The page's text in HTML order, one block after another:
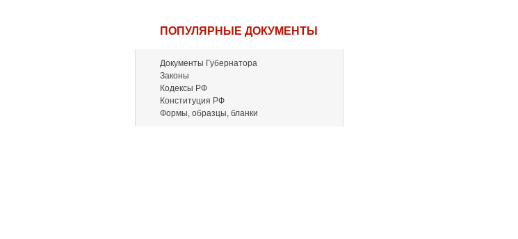
ПОПУЛЯРНЫЕ ДОКУМЕНТЫ
Документы Губернатора
Законы
Кодексы РФ
Конституция РФ
Формы, образцы, бланки